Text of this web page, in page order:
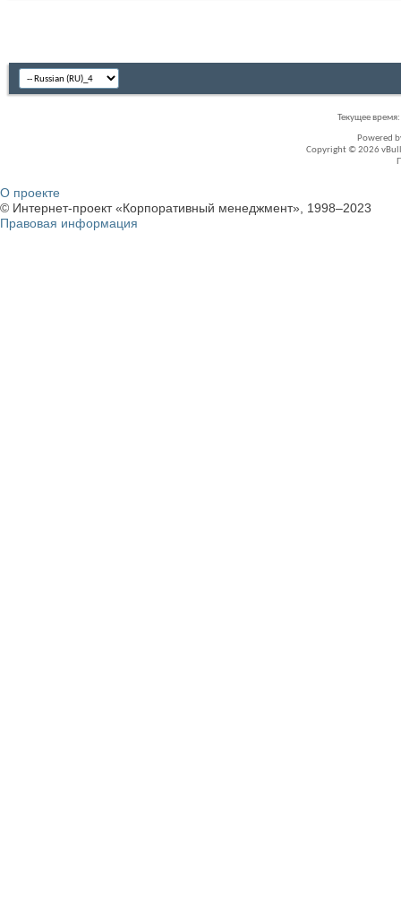
Текущее время:
Powered
Copyright © 2026
О проекте
© Интернет-проект «Корпоративный менеджмент», 1998–2023
Правовая информация